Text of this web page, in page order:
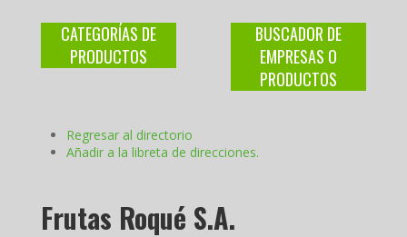
CATEGORÍAS DE
PRODUCTOS
BUSCADOR DE
EMPRESAS O
PRODUCTOS
Regresar al directorio
Añadir a la libreta de direcciones.
Frutas Roqué S.A.